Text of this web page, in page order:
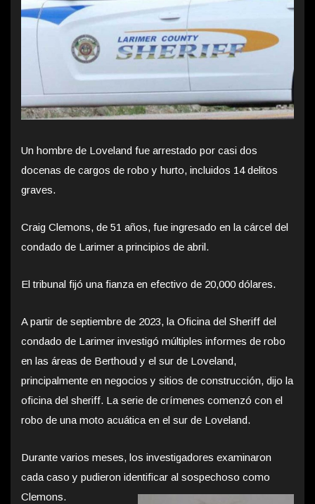
Un hombre de Loveland fue arrestado por casi dos
docenas de cargos de robo y hurto, incluidos 14 delitos
graves.
Craig Clemons, de 51 años, fue ingresado en la cárcel del
condado de Larimer a principios de abril.
El tribunal fijó una fianza en efectivo de 20,000 dólares.
A partir de septiembre de 2023, la Oficina del Sheriff del
condado de Larimer investigó múltiples informes de robo
en las áreas de Berthoud y el sur de Loveland,
principalmente en negocios y sitios de construcción, dijo la
oficina del sheriff. La serie de crímenes comenzó con el
robo de una moto acuática en el sur de Loveland.
Durante varios meses, los investigadores examinaron
cada caso y pudieron identificar al sospechoso como
Clemons.